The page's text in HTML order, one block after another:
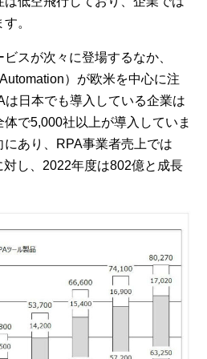
。
スが次々に登場するなか、
）が欧米を中心に注
は日本でも導入している企業は
で5,000社以上が導入していま
あり、RPA事業者売上では
し、2022年度は802億と成長